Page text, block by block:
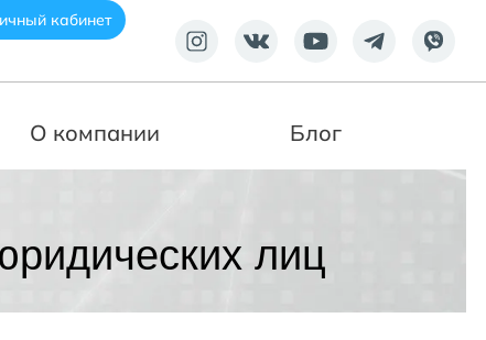
кабинет
О компании Блог
лиц